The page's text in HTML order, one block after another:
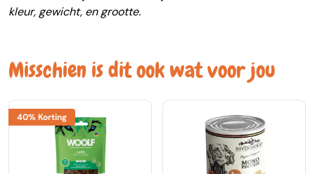
kleur, gewicht, en grootte.
Misschien is dit ook wat voor jou
40% Korting